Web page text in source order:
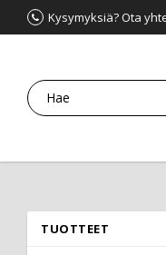
Kysymyksiä? Ota
TUOTTEET